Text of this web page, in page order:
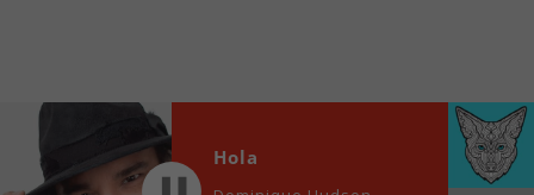
Audio
Player
00:00
Hola